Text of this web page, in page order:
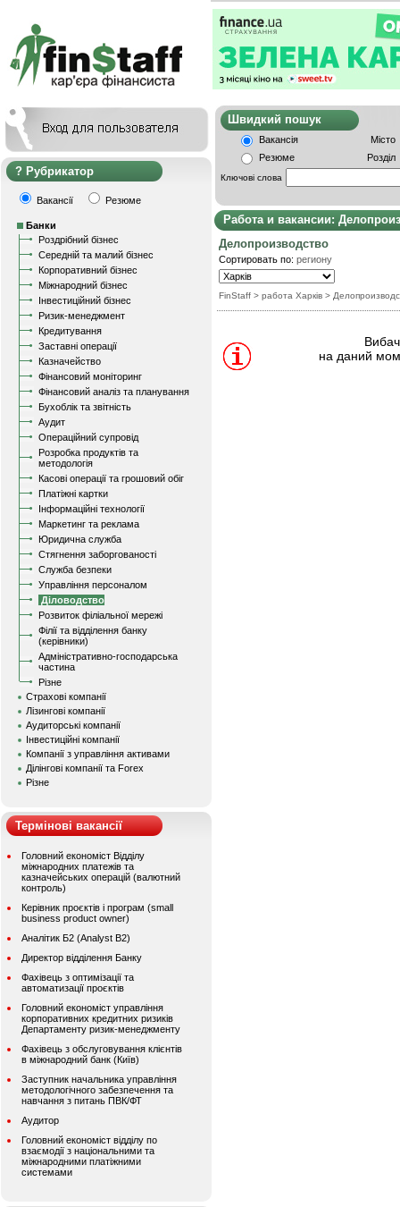
Рубрикатор
Вакансії Резюме
Банки
Роздрібний бізнес
Середній та малий бізнес
Корпоративний бізнес
Міжнародний бізнес
Інвестиційний бізнес
Ризик-менеджмент
Кредитування
Заставні операції
Казначейство
Фінансовий моніторинг
Фінансовий аналіз та планування
Бухоблік та звітність
Аудит
Операційний супровід
Розробка продуктів та
методологія
Касові операції та грошовий обіг
Платіжні картки
Інформаційні технології
Маркетинг та реклама
Юридична служба
Стягнення заборгованості
Служба безпеки
Управління персоналом
Діловодство
Розвиток філіальної мережі
Філії та відділення банку
(керівники)
Адміністративно-господарська
частина
Різне
Страхові компанії
Лізингові компанії
Аудиторські компанії
Інвестиційні компанії
Компанії з управління активами
Ділінгові компанії та Forex
Різне
Термінові вакансії
Головний економіст Відділу
міжнародних платежів та
казначейських операцій (валютний
контроль)
Керівник проєктів і програм (small
business product owner)
Аналітик Б2 (Analyst B2)
Директор відділення Банку
Фахівець з оптимізації та
автоматизації проєктів
Головний економіст управління
корпоративних кредитних ризиків
Департаменту ризик-менеджменту
Фахівець з обслуговування клієнтів
в міжнародний банк (Київ)
Заступник начальника управління
методологічного забезпечення та
навчання з питань ПВК/ФТ
Аудитор
Головний економіст відділу по
взаємодії з національними та
міжнародними платіжними
системами
Швидкий
Вакансія
Місто
Резюме
Розділ
Ключові слова
Работа и вакансии:
Делопроизводство
Сортировать по: региону
FinStaff > работа Харків >
на даний